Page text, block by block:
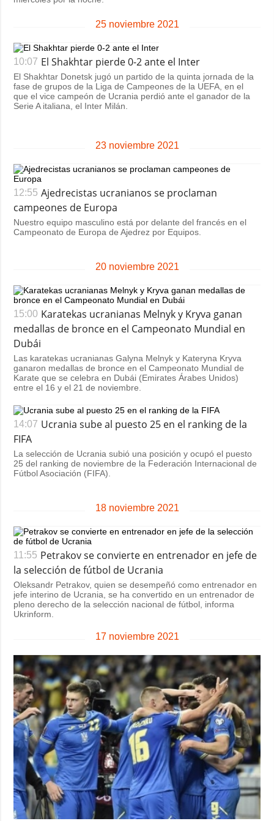
25 noviembre 2021
10:07 El Shakhtar pierde 0-2 ante el Inter
El Shakhtar Donetsk jugó un partido de la quinta jornada de la
fase de grupos de la Liga de Campeones de la UEFA, en el
que el vice campeón de Ucrania perdió ante el ganador de la
Serie A italiana, el Inter Milán.
23 noviembre 2021
12:55 Ajedrecistas ucranianos se proclaman
campeones de Europa
Nuestro equipo masculino está por delante del francés en el
Campeonato de Europa de Ajedrez por Equipos.
20 noviembre 2021
15:00 Karatekas ucranianas Melnyk y Kryva ganan
medallas de bronce en el Campeonato Mundial en
Dubái
Las karatekas ucranianas Galyna Melnyk y Kateryna Kryva
ganaron medallas de bronce en el Campeonato Mundial de
Karate que se celebra en Dubái (Emirates Árabes Unidos)
entre el 16 y el 21 de noviembre.
14:07 Ucrania sube al puesto 25 en el ranking de la
FIFA
La selección de Ucrania subió una posición y ocupó el puesto
25 del ranking de noviembre de la Federación Internacional de
Fútbol Asociación​ (FIFA).
18 noviembre 2021
11:55 Petrakov se convierte en entrenador en jefe de
la selección de fútbol de Ucrania
Oleksandr Petrakov, quien se desempeñó como entrenador en
jefe interino de Ucrania, se ha convertido en un entrenador de
pleno derecho de la selección nacional de fútbol, informa
Ukrinform.
17 noviembre 2021